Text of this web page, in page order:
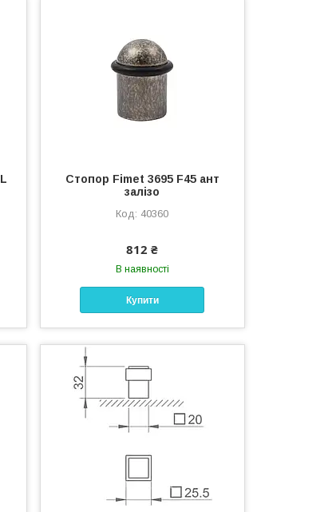
Стопор Fimet 3695 F45 ант
залізо
40360
812 ₴
В наявності
Купити